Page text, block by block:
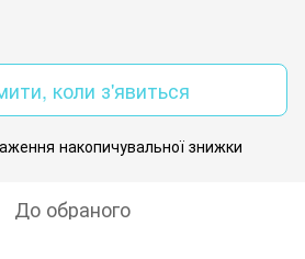
коли з'явиться
накопичувальної знижки
До обраного